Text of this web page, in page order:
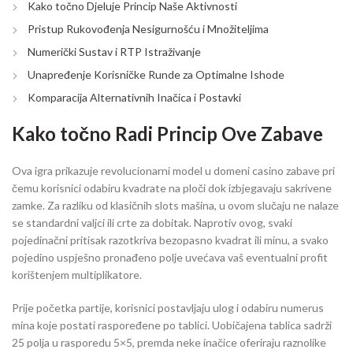
Kako točno Djeluje Princip Naše Aktivnosti
Pristup Rukovođenja Nesigurnošću i Množiteljima
Numerički Sustav i RTP Istraživanje
Unapređenje Korisničke Runde za Optimalne Ishode
Komparacija Alternativnih Inačica i Postavki
Kako točno Radi Princip Ove Zabave
Ova igra prikazuje revolucionarni model u domeni casino zabave pri
čemu korisnici odabiru kvadrate na ploči dok izbjegavaju sakrivene
zamke. Za razliku od klasičnih slots mašina, u ovom slučaju ne nalaze
se standardni valjci ili crte za dobitak. Naprotiv ovog, svaki
pojedinačni pritisak razotkriva bezopasno kvadrat ili minu, a svako
pojedino uspješno pronađeno polje uvećava vaš eventualni profit
korištenjem multiplikatore.
Prije početka partije, korisnici postavljaju ulog i odabiru numerus
mina koje postati raspoređene po tablici. Uobičajena tablica sadrži
25 polja u rasporedu 5×5, premda neke inačice oferiraju raznolike